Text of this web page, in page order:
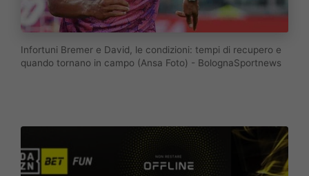
Infortuni Bremer e David, le condizioni: tempi di recupero e
quando tornano in campo (Ansa Foto) - BolognaSportnews